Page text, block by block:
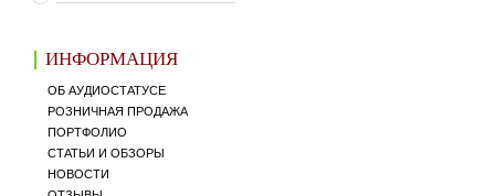
ИНФОРМАЦИЯ
ОБ АУДИОСТАТУСЕ
РОЗНИЧНАЯ ПРОДАЖА
ПОРТФОЛИО
СТАТЬИ И ОБЗОРЫ
НОВОСТИ